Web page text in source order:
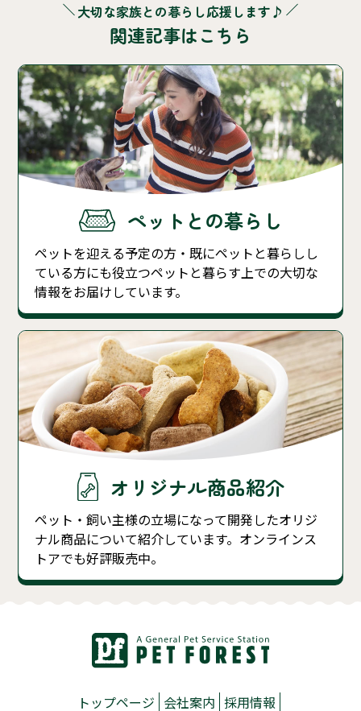
大切な家族との暮らし応援します♪
関連記事はこちら
ペットとの暮らし
ペットを迎える予定の方・既にペットと暮らしし
ている方にも役立つペットと暮らす上での大切な
情報をお届けしています。
オリジナル商品紹介
ペット・飼い主様の立場になって開発したオリジ
ナル商品について紹介しています。オンラインス
トアでも好評販売中。
トップページ 会社案内 採用情報